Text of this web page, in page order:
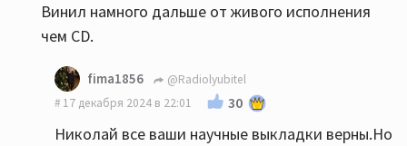
Винил намного дальше от живого исполнения
чем CD.
fima1856
@Radiolyubitel
17 декабря 2024 в 22:01
30
Николай все ваши научные выкладки верны.Но